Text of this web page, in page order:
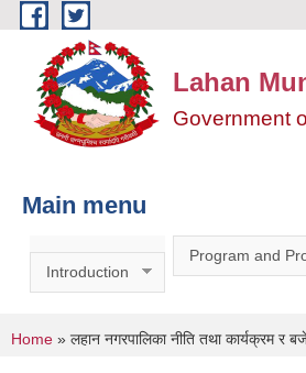
Skip to main content
Lahan
Government
Main menu
Introduction
Program and
You are here
Home » लहान नगरपालिका नीति तथा कार्यक्रम